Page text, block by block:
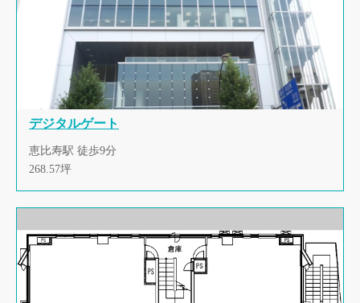
デジタルゲート
恵比寿駅 徒歩9分
268.57坪